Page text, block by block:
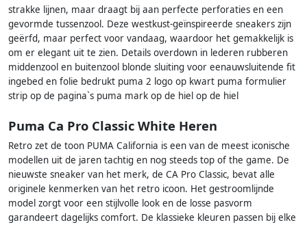
strakke lijnen, maar draagt ​​bij aan perfecte perforaties en een
gevormde tussenzool. Deze westkust-geïnspireerde sneakers zijn
geërfd, maar perfect voor vandaag, waardoor het gemakkelijk is
om er elegant uit te zien. Details overdown in lederen rubberen
middenzool en buitenzool blonde sluiting voor eenauwsluitende fit
ingebed en folie bedrukt puma 2 logo op kwart puma formulier
strip op de pagina`s puma mark op de hiel op de hiel
Puma Ca Pro Classic White Heren
Retro zet de toon PUMA California is een van de meest iconische
modellen uit de jaren tachtig en nog steeds top of the game. De
nieuwste sneaker van het merk, de CA Pro Classic, bevat alle
originele kenmerken van het retro icoon. Het gestroomlijnde
model zorgt voor een stijlvolle look en de losse pasvorm
garandeert dagelijks comfort. De klassieke kleuren passen bij elke